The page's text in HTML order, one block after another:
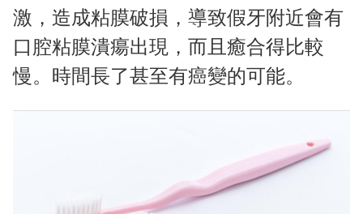
激，造成粘膜破損，導致假牙附近會有
口腔粘膜潰瘍出現，而且癒合得比較
慢。時間長了甚至有癌變的可能。